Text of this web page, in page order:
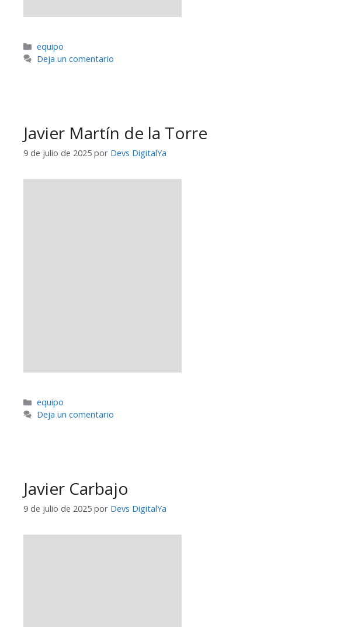
equipo
Deja un comentario
Javier Martín de la Torre
9 de julio de 2025 por Devs DigitalYa
equipo
Deja un comentario
Javier Carbajo
9 de julio de 2025 por Devs DigitalYa